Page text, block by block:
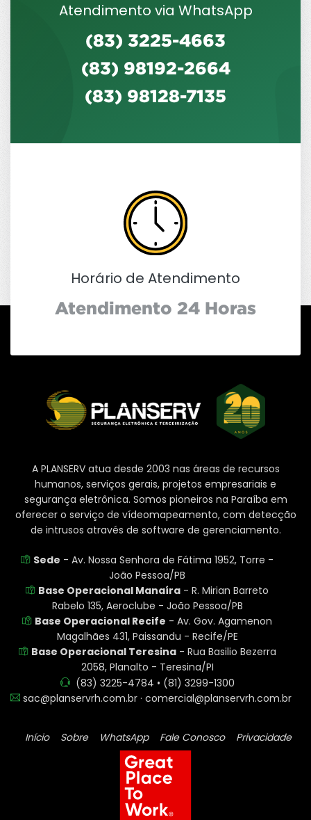
Atendimento via WhatsApp
(83) 3225-4663
(83) 98192-2664
(83) 98128-7135
Horário de Atendimento
Atendimento 24 Horas
A PLANSERV atua desde 2003 nas áreas de recursos
humanos, serviços gerais, projetos empresariais e
segurança eletrônica. Somos pioneiros na Paraíba em
oferecer o serviço de vídeomapeamento, com detecção
de intrusos através de software de gerenciamento.
Sede - Av. Nossa Senhora de Fátima 1952, Torre -
João Pessoa/PB
Base Operacional Manaíra - R. Mirian Barreto
Rabelo 135, Aeroclube - João Pessoa/PB
Base Operacional Recife - Av. Gov. Agamenon
Magalhães 431, Paissandu - Recife/PE
Base Operacional Teresina- Rua Basilio Bezerra
2058, Planalto - Teresina/PI
(83) 3225-4784 • (81) 3299-1300
sac@planservrh.com.br · comercial@planservrh.com.br
Início Sobre WhatsApp Fale Conosco Privacidade